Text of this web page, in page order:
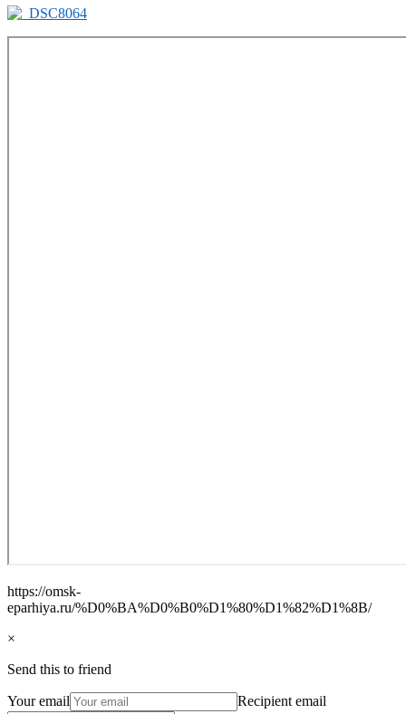
https://omsk-
eparhiya.ru/%D0%BA%D0%B0%D1%80%D1%82%D1%8B/
×
Send this to friend
Your email Recipient email